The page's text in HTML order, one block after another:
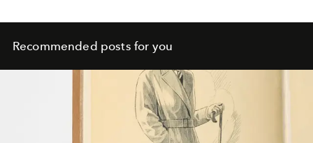
Recommended posts for you